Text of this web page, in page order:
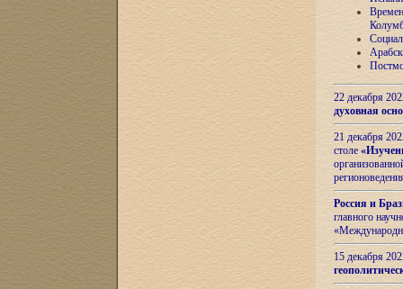
22 декабря
духовная
21 декабря
столе
Россия и
главного
15 декабря